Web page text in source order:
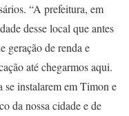
“A prefeitura, em
desse local que antes
geração de renda e
até chegarmos aqui.
se instalarem em Timon e
da nossa cidade e de